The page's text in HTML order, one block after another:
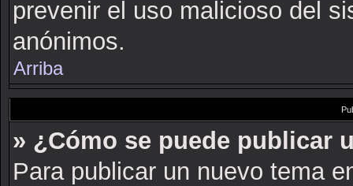
prevenir el uso malicioso del
anónimos.
Arriba
» ¿Cómo se puede publicar
Para publicar un nuevo tema